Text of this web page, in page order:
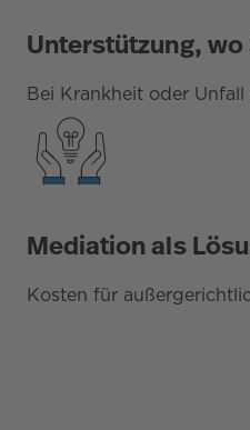
Unterstützung,
Bei Krankheit oder
Mediation als
Kosten für